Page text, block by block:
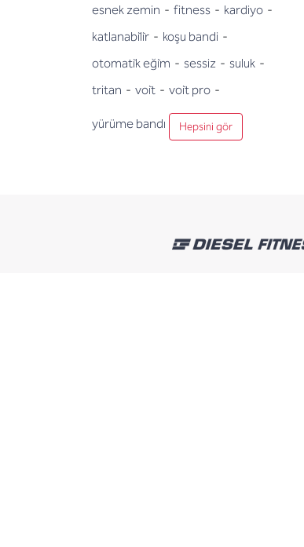
esnek zemin - fitness - kardiyo -
katlanabi̇li̇r - koşu bandi -
otomati̇k eği̇m - sessiz - suluk -
tritan - voi̇t - voi̇t pro -
yürüme bandı Hepsini gör